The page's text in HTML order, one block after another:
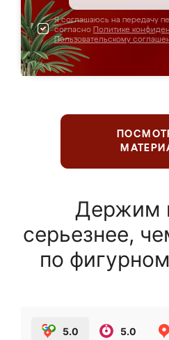
Я соглашаюсь на передачу
согласно Политике
Пользовательскому
Держим
серьезнее,
по
5.0 5.0